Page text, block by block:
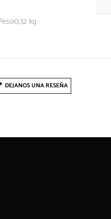
kg
DEJANOS UNA RESEÑA